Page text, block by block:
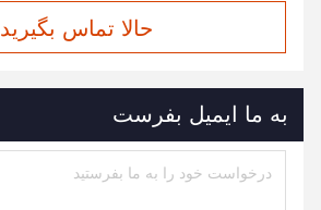
حالا تماس بگیرید
به ما ایمیل بفرست